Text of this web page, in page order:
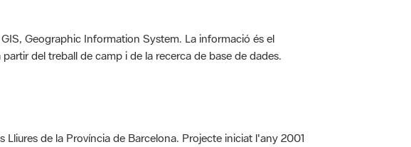
Geographic Information System. La informació és el
del treball de camp i de la recerca de base de dades.
de la Província de Barcelona. Projecte iniciat l'any 2001